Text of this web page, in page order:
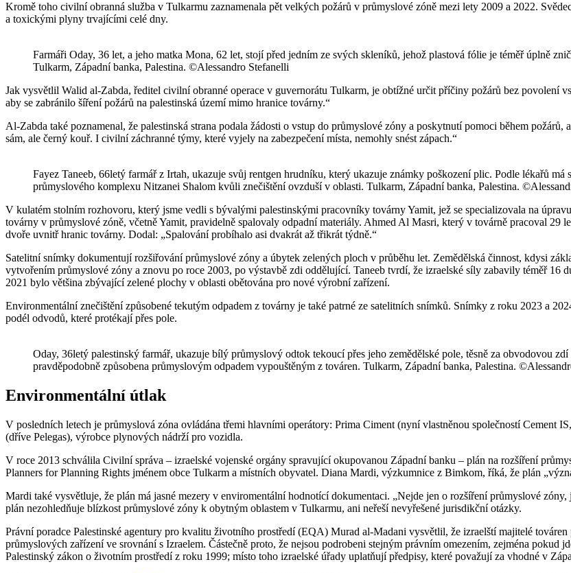
Kromě toho civilní obranná služba v Tulkarmu zaznamenala pět velkých požárů v průmyslové zóně mezi lety 2009 a 2022.
a toxickými plyny trvajícími celé dny.
Farmáři Oday, 36 let, a jeho matka Mona, 62 let, stojí před jedním ze svých skleníků, jehož plastová fólie je téměř úplně
Tulkarm, Západní banka, Palestina. ©Alessandro Stefanelli
Jak vysvětlil Walid al-Zabda, ředitel civilní obranné operace v guvernorátu Tulkarm, je obtížné určit příčiny požárů bez povolení
aby se zabránilo šíření požárů na palestinská území mimo hranice továrny.“
Al-Zabda také poznamenal, že palestinská strana podala žádosti o vstup do průmyslové zóny a poskytnutí pomoci během
sám, ale černý kouř. I civilní záchranné týmy, které vyjely na zabezpečení místa, nemohly snést zápach.“
Fayez Taneeb, 66letý farmář z Irtah, ukazuje svůj rentgen hrudníku, který ukazuje známky poškození plic. Podle lékařů
průmyslového komplexu Nitzanei Shalom kvůli znečištění ovzduší v oblasti. Tulkarm, Západní banka, Palestina.
V kulatém stolním rozhovoru, který jsme vedli s bývalými palestinskými pracovníky továrny Yamit, jež se specializovala na
továrny v průmyslové zóně, včetně Yamit, pravidelně spalovaly odpadní materiály. Ahmed Al Masri, který v továrně pracoval 29
dvoře uvnitř hranic továrny. Dodal: „Spalování probíhalo asi dvakrát až třikrát týdně.“
Satelitní snímky dokumentují rozšiřování průmyslové zóny a úbytek zelených ploch v průběhu let. Zemědělská činnost, kdysi
vytvořením průmyslové zóny a znovu po roce 2003, po výstavbě zdi oddělující. Taneeb tvrdí, že izraelské síly zabavily téměř
2021 bylo většina zbývající zelené plochy v oblasti obětována pro nové výrobní zařízení.
Environmentální znečištění způsobené tekutým odpadem z továrny je také patrné ze satelitních snímků. Snímky z roku 2023 a
podél odvodů, které protékají přes pole.
Oday, 36letý palestinský farmář, ukazuje bílý průmyslový odtok tekoucí přes jeho zemědělské pole, těsně za obvodovou
pravděpodobně způsobena průmyslovým odpadem vypouštěným z továren. Tulkarm, Západní banka, Palestina.
Environmentální útlak
V posledních letech je průmyslová zóna ovládána třemi hlavními operátory: Prima Ciment (nyní vlastněnou společností Cement
(dříve Pelegas), výrobce plynových nádrží pro vozidla.
V roce 2013 schválila Civilní správa – izraelské vojenské orgány spravující okupovanou Západní banku – plán na rozšíření
Planners for Planning Rights jménem obce Tulkarm a místních obyvatel. Diana Mardi, výzkumnice z Bimkom, říká, že plán
Mardi také vysvětluje, že plán má jasné mezery v enviromentální hodnotící dokumentaci. „Nejde jen o rozšíření průmyslové
plán nezohledňuje blízkost průmyslové zóny k obytným oblastem v Tulkarmu, ani neřeší nevyřešené jurisdikční otázky.
Právní poradce Palestinské agentury pro kvalitu životního prostředí (EQA) Murad al-Madani vysvětlil, že izraelští majitelé
průmyslových zařízení ve srovnání s Izraelem. Částečně proto, že nejsou podrobeni stejným právním omezením, zejména pokud
Palestinský zákon o životním prostředí z roku 1999; místo toho izraelské úřady uplatňují předpisy, které považují za vhodné v